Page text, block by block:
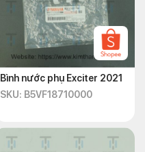
Bình nước phụ Exciter 2021
SKU: B5VF18710000